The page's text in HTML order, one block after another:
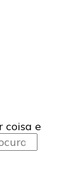
coisa e